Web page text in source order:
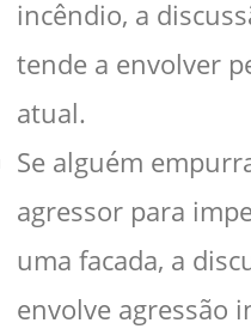
incêndio, a
tende a envolver
atual.
Se alguém
agressor para
uma facada, a
envolve agressão